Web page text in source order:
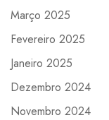
Março 2025
Fevereiro 2025
Janeiro 2025
Dezembro 2024
Novembro 2024